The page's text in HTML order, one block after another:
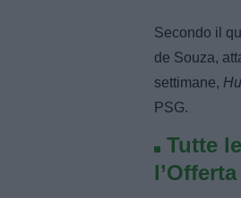
Secondo il
de Souza,
settimane,
PSG.
Tutte